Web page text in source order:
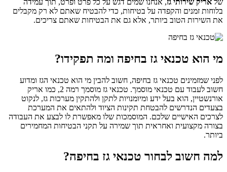
בלוחות זמנים והקפדה על בטיחות, כדי להבטיח שאתם לא רק מקבלים
את השירות הטוב ביותר, אלא גם את הבטיחות שאתם צריכים.
מי הוא טכנאי גז בחיפה ומה תפקידו?
לפני שמזמינים טכנאי גז בחיפה, חשוב להבין מי הוא טכנאי הגז ומדוע
חשוב לעבוד עם טכנאי מוסמך. טכנאי גז מוסמך רמה 2, כמו אריק
אורנשטיין, הוא בעל ידע ומיומנויות לתקן ולהתקין מערכות גז, לנקוט
בצעדים הנדרשים להבטחת תקינות הציוד ולהתאים את המערכת
לצרכים האישיים שלכם. המוסמכות שלו מאפשרת לו לבצע את העבודה
בצורה מקצועית ואחראית תוך שמירה על תקני הבטיחות המחמירים
ביותר.
למה חשוב לבחור טכנאי גז בחיפה?